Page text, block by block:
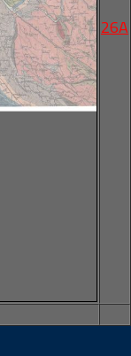
26A